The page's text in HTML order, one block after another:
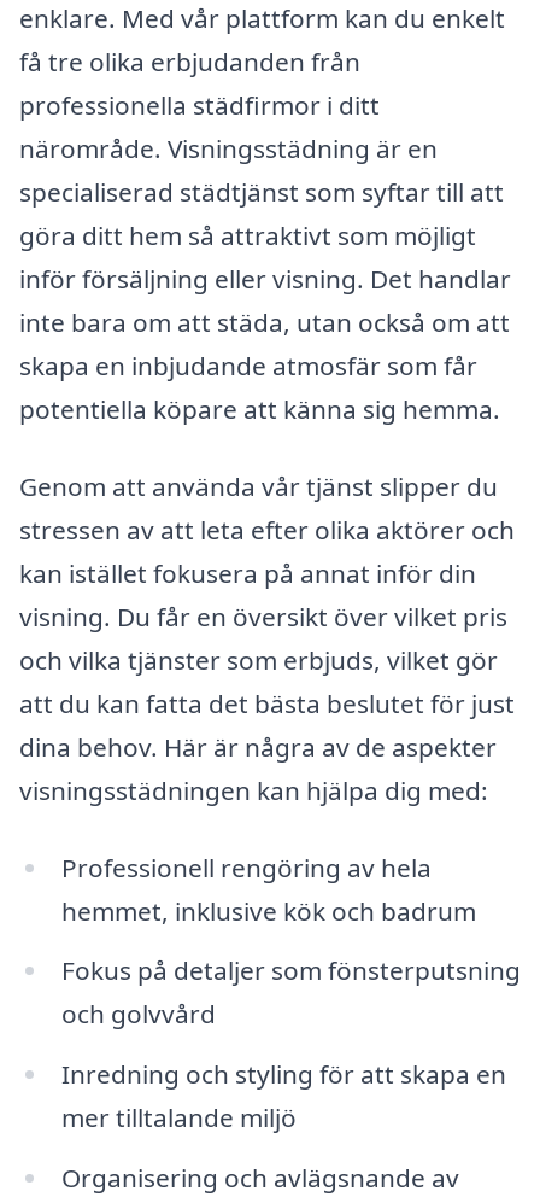
enklare. Med vår plattform kan du enkelt
få tre olika erbjudanden från
professionella städfirmor i ditt
närområde. Visningsstädning är en
specialiserad städtjänst som syftar till att
göra ditt hem så attraktivt som möjligt
inför försäljning eller visning. Det handlar
inte bara om att städa, utan också om att
skapa en inbjudande atmosfär som får
potentiella köpare att känna sig hemma.
Genom att använda vår tjänst slipper du
stressen av att leta efter olika aktörer och
kan istället fokusera på annat inför din
visning. Du får en översikt över vilket pris
och vilka tjänster som erbjuds, vilket gör
att du kan fatta det bästa beslutet för just
dina behov. Här är några av de aspekter
visningsstädningen kan hjälpa dig med:
Professionell rengöring av hela
hemmet, inklusive kök och badrum
Fokus på detaljer som fönsterputsning
och golvvård
Inredning och styling för att skapa en
mer tilltalande miljö
Organisering och avlägsnande av